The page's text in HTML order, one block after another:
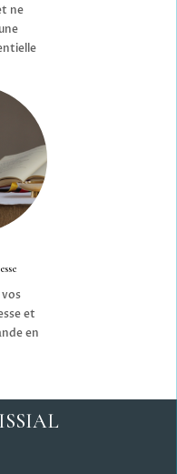
ne
et
en